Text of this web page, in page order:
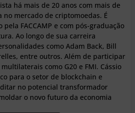
há mais de 20 anos com mais de
no mercado de criptomoedas. É
FACCAMP e com pós-graduação
Ao longo de sua carreira
como Adam Back, Bill
entre outros. Além de participar
como G20 e FMI. Cássio
para o setor de blockchain e
no potencial transformador
o novo futuro da economia